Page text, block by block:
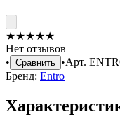
★★★★★
Нет отзывов
• Сравнить •Арт.
Бренд: Entro